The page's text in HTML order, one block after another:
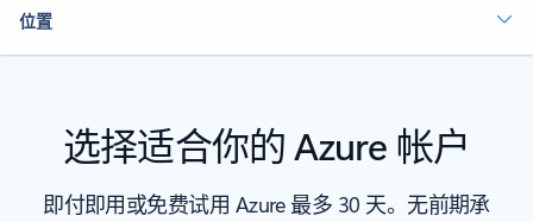
位置
选择适合你的 Azure 帐户
即付即用或免费试用 Azure 最多 30 天。无前期承